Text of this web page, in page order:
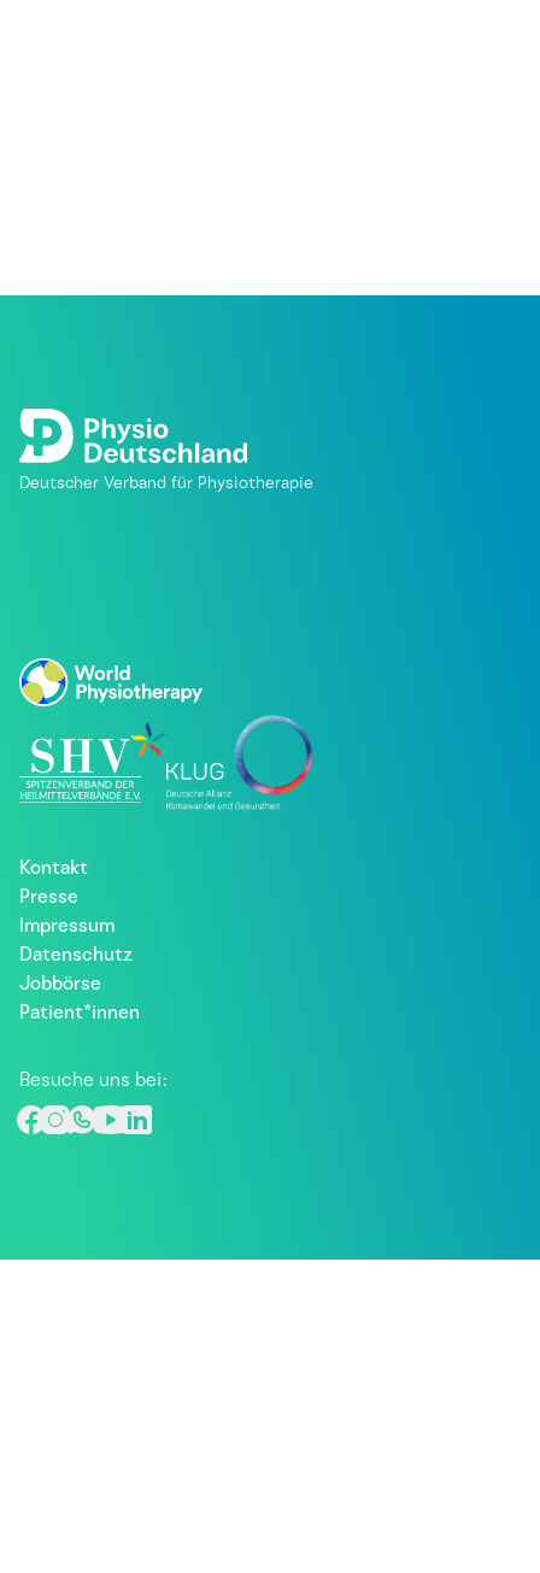
Deutscher Verband für Physiotherapie
Kontakt
Presse
Impressum
Datenschutz
Jobbörse
Patient*innen
Besuche uns bei: